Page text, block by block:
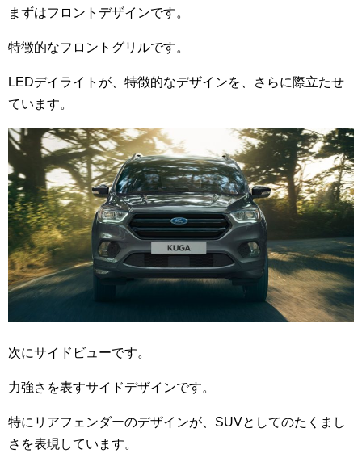
まずはフロントデザインです。
特徴的なフロントグリルです。
LEDデイライトが、特徴的なデザインを、さらに際立たせ
ています。
次にサイドビューです。
力強さを表すサイドデザインです。
特にリアフェンダーのデザインが、SUVとしてのたくまし
さを表現しています。